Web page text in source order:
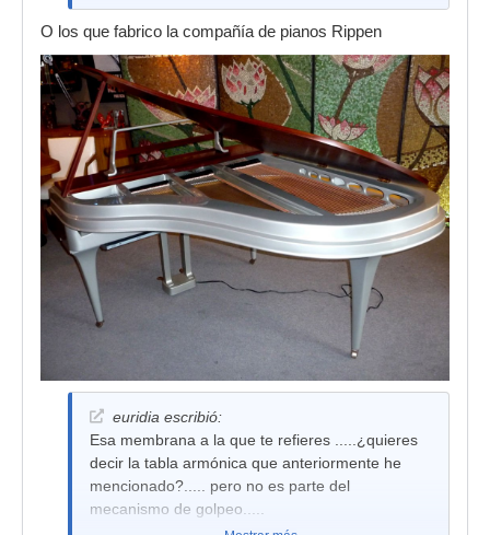
O los que fabrico la compañía de pianos Rippen
euridia escribió:
Esa membrana a la que te refieres .....¿quieres
decir la tabla armónica que anteriormente he
mencionado?..... pero no es parte del
mecanismo de golpeo.....